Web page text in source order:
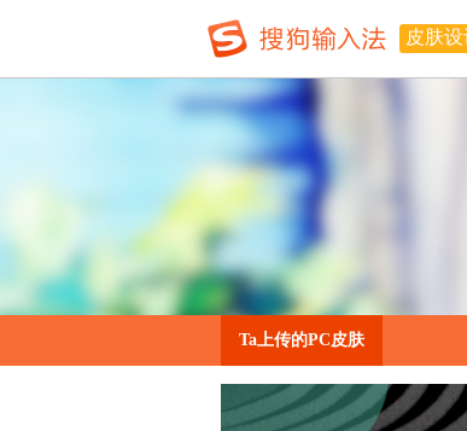
皮肤
Ta上传的PC皮肤